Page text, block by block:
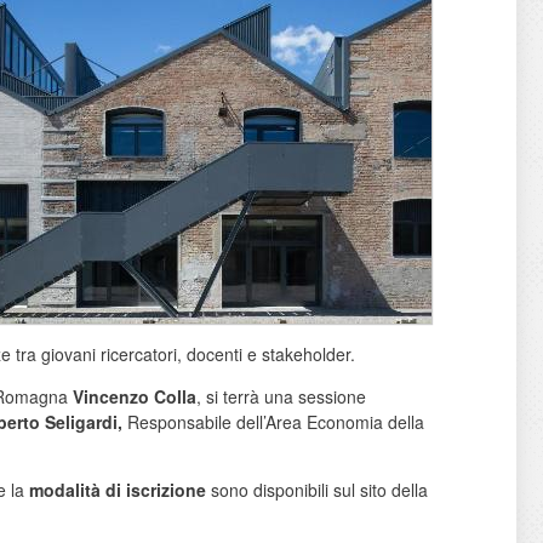
tra giovani ricercatori, docenti e stakeholder.
Vincenzo Colla, si terrà una sessione
Seligardi, Responsabile dell’Area Economia della
la modalità di iscrizione sono disponibili sul sito della